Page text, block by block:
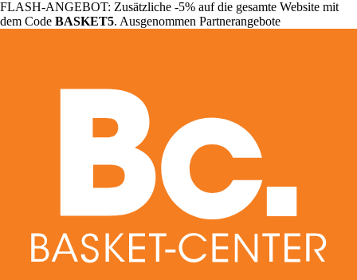
FLASH-ANGEBOT: Zusätzliche -5% auf die gesamte Website mit
dem Code BASKET5. Ausgenommen Partnerangebote